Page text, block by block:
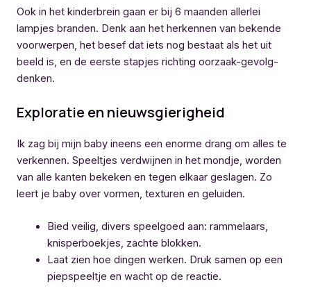
Ook in het kinderbrein gaan er bij 6 maanden allerlei
lampjes branden. Denk aan het herkennen van bekende
voorwerpen, het besef dat iets nog bestaat als het uit
beeld is, en de eerste stapjes richting oorzaak-gevolg-
denken.
Exploratie en nieuwsgierigheid
Ik zag bij mijn baby ineens een enorme drang om alles te
verkennen. Speeltjes verdwijnen in het mondje, worden
van alle kanten bekeken en tegen elkaar geslagen. Zo
leert je baby over vormen, texturen en geluiden.
Bied veilig, divers speelgoed aan: rammelaars,
knisperboekjes, zachte blokken.
Laat zien hoe dingen werken. Druk samen op een
piepspeeltje en wacht op de reactie.